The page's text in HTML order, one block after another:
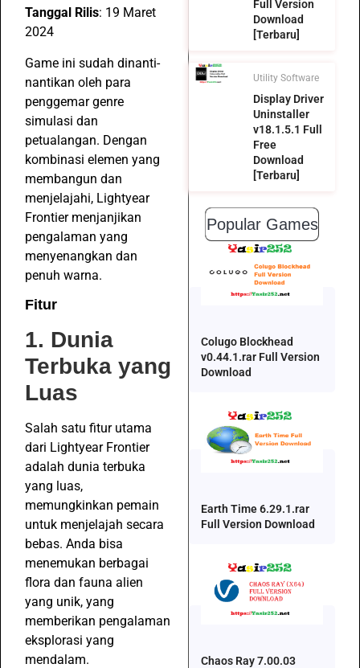
Tanggal Rilis: 19 Maret
2024
Game ini sudah dinanti-
nantikan oleh para
penggemar genre
simulasi dan
petualangan. Dengan
kombinasi elemen yang
membangun dan
menjelajahi, Lightyear
Frontier menjanjikan
pengalaman yang
menyenangkan dan
penuh warna.
Fitur
1. Dunia
Terbuka yang
Luas
Salah satu fitur utama
dari Lightyear Frontier
adalah dunia terbuka
yang luas,
memungkinkan pemain
untuk menjelajah secara
bebas. Anda bisa
menemukan berbagai
flora dan fauna alien
yang unik, yang
memberikan pengalaman
eksplorasi yang
mendalam.
Full Version
Download
[Terbaru]
Utility Software
Display Driver
Uninstaller
v18.1.5.1 Full
Free
Download
[Terbaru]
Popular Games
Colugo Blockhead
v0.44.1.rar Full Version
Download
Earth Time 6.29.1.rar
Full Version Download
Chaos Ray 7.00.03